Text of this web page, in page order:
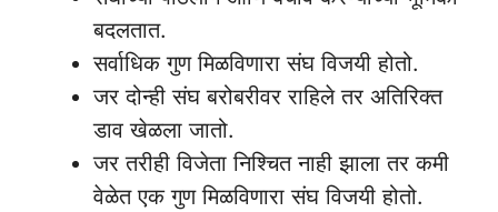
बदलतात.
सर्वाधिक गुण मिळविणारा संघ विजयी होतो.
जर दोन्ही संघ बरोबरीवर राहिले तर अतिरिक्त
डाव खेळला जातो.
जर तरीही विजेता निश्चित नाही झाला तर कमी
वेळेत एक गुण मिळविणारा संघ विजयी होतो.